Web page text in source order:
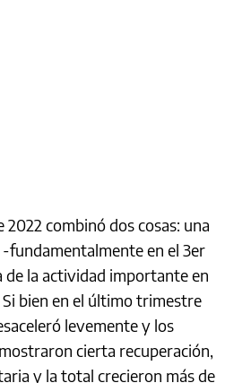
2022 combinó dos cosas: una
fundamentalmente en el 3er
la actividad importante en
bien en el último trimestre
levemente y los
cierta recuperación,
y la total crecieron más de